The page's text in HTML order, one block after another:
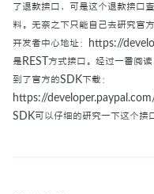
了退款接口，可是这个退款接口
料。无奈之下只能自己去研究官
开发者中心地址：https://
是REST方式接口。经过一番阅
到了官方的SDK下载：
https://
SDK可以仔细的研究一下这个接